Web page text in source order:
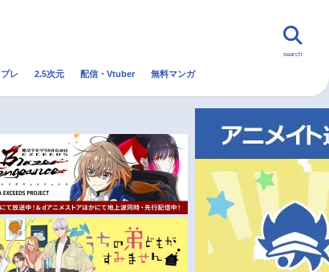
トレンド 無料マンガ
秋アニメ
冬アニメ
search
レ 2.5次元 配信・Vtuber 無料マンガ